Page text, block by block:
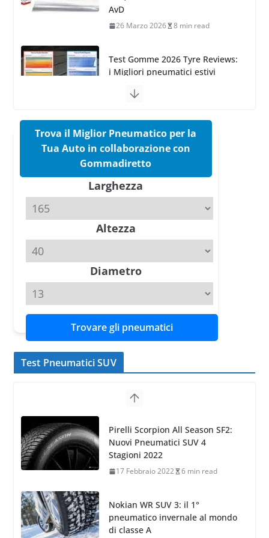
i Migliori pneumatici estivi
sportivi a confronto
Pirelli Cinturato 2026: due
confermano il salto tecnico del
Pirelli P Zero Trofeo RS: per
slick da battere
Michelin Pilot Sport 4 S – Test
su Range Rover Sport D350 HST
11 Aprile 2026 15 min read
Trova il Miglior Pneumatico per la
Tua Auto in collaborazione con
Gommadiretto
Larghezza
Altezza
Diametro
Trovare gli pneumatici
Test Pneumatici SUV
Nokian WR SUV 3: il 1°
pneumatico invernale al mondo
di classe A
13 Maggio 2015 2 min read
Nokian WR SUV 3: nuovi
Pneumatici Invernali HP per
condizioni invernali difficili